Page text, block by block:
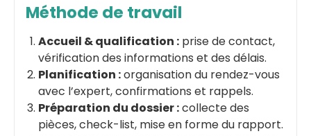
Méthode de travail
Accueil & qualification : prise de contact,
vérification des informations et des délais.
Planification :organisation du rendez-vous
avec l’expert, confirmations et rappels.
Préparation du dossier :collecte des
pièces, check-list, mise en forme du rapport.